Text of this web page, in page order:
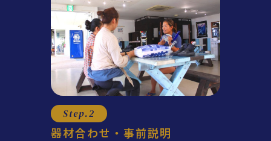
Step.2
器材合わせ・事前説明